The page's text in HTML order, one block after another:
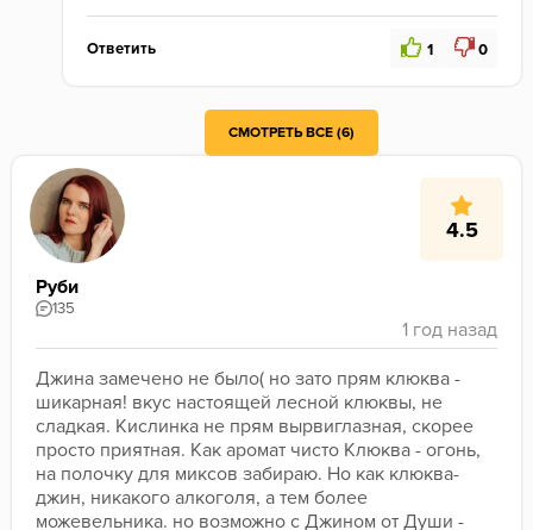
Ответить 1 0
СМОТРЕТЬ ВСЕ (6)
4.5
Руби
135
Джина замечено не было( но зато прям клюква -
шикарная! вкус настоящей лесной клюквы, не
сладкая. Кислинка не прям вырвиглазная, скорее
просто приятная. Как аромат чисто Клюква - огонь,
на полочку для миксов забираю. Но как клюква-
джин, никакого алкоголя, а тем более
можевельника. но возможно с Джином от Души -